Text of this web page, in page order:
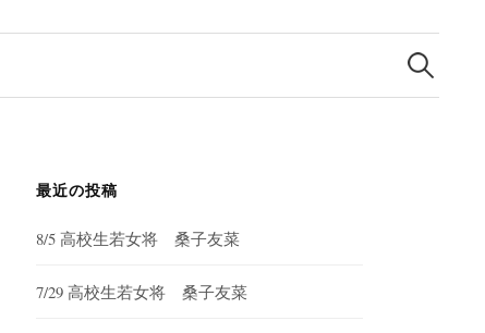
検
索:
最近の投稿
8/5 高校生若女将 桑子友菜
7/29 高校生若女将 桑子友菜